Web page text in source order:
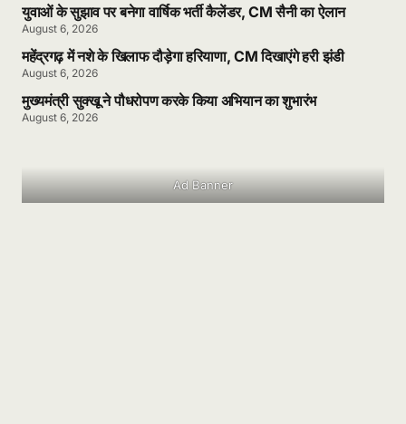
युवाओं के सुझाव पर बनेगा वार्षिक भर्ती कैलेंडर, CM सैनी का ऐलान
August 6, 2026
महेंद्रगढ़ में नशे के खिलाफ दौड़ेगा हरियाणा, CM दिखाएंगे हरी झंडी
August 6, 2026
मुख्यमंत्री सुक्खू ने पौधरोपण करके किया अभियान का शुभारंभ
August 6, 2026
Ad Banner